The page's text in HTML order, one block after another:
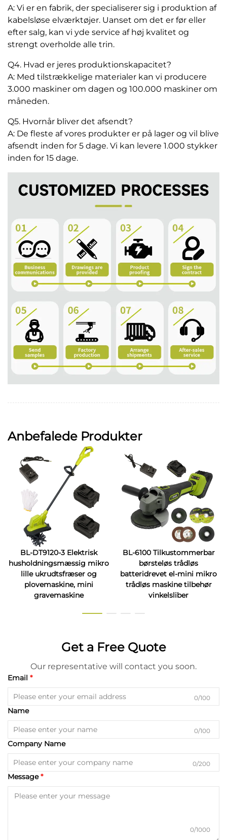
A: Vi er en fabrik, der specialiserer sig i produktion af
kabelsløse elværktøjer. Uanset om det er før eller
efter salg, kan vi yde service af høj kvalitet og
strengt overholde alle trin.
Q4. Hvad er jeres produktionskapacitet?
A: Med tilstrækkelige materialer kan vi producere
3.000 maskiner om dagen og 100.000 maskiner om
måneden.
Q5. Hvornår bliver det afsendt?
A: De fleste af vores produkter er på lager og vil blive
afsendt inden for 5 dage. Vi kan levere 1.000 stykker
inden for 15 dage.
Anbefalede Produkter
BL-DT9120-3 Elektrisk
husholdningsmæssig mikro
lille ukrudtsfræser og
plovemaskine, mini
gravemaskine
BL-6100 Tilkustommerbar
børsteløs trådløs
batteridrevet el-mini mikro
trådløs maskine tilbehør
vinkelsliber
Get a Free Quote
Our representative will contact you soon.
Email
0/100
Name
0/100
Company Name
0/200
Message
0/1000